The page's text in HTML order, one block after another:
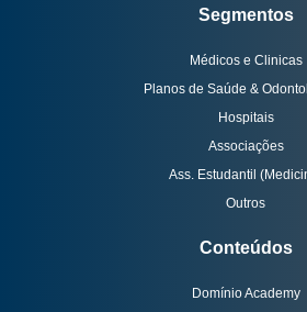
Segmentos
Médicos e Clinicas
Planos de Saúde &
Hospitais
Associações
Ass. Estudantil
Outros
Conteúdos
Domínio Academy